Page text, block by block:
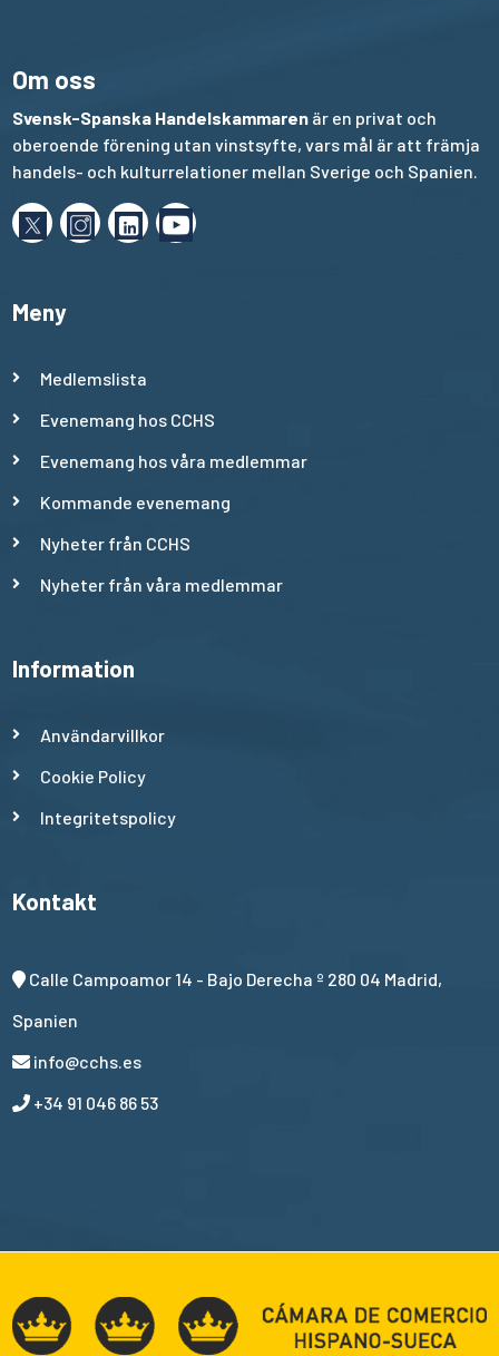
Om oss
Svensk-Spanska Handelskammaren är en privat och
oberoende förening utan vinstsyfte, vars mål är att främja
handels- och kulturrelationer mellan Sverige och Spanien.
Meny
Medlemslista
Evenemang hos CCHS
Evenemang hos våra medlemmar
Kommande evenemang
Nyheter från CCHS
Nyheter från våra medlemmar
Information
Användarvillkor
Cookie Policy
Integritetspolicy
Kontakt
Calle Campoamor 14 - Bajo Derecha º 280 04 Madrid,
Spanien
info@cchs.es
+34 91 046 86 53